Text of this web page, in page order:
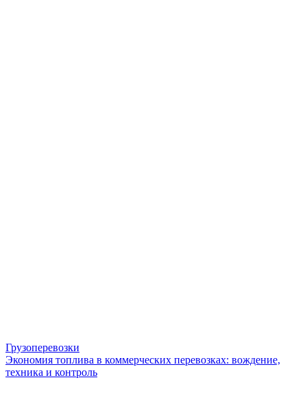
Грузоперевозки
Экономия топлива в коммерческих перевозках: вождение,
техника и контроль